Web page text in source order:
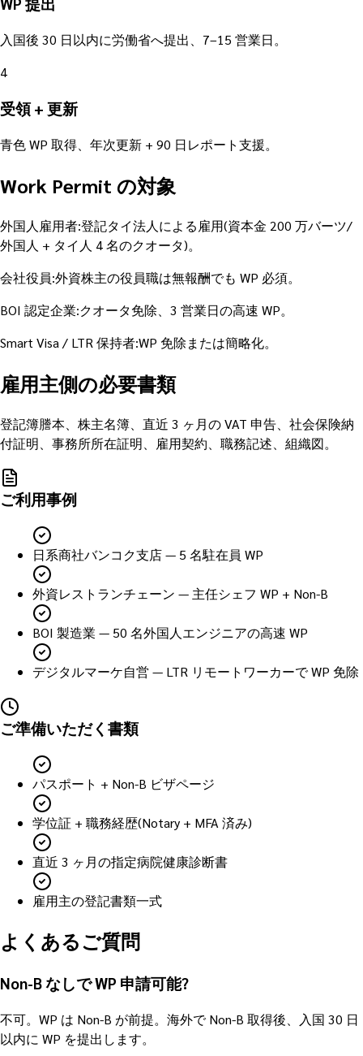
入国後 30 日以内に労働省へ提出、7–15 営業日。
4
受領 + 更新
青色 WP 取得、年次更新 + 90 日レポート支援。
Work Permit の対象
外国人雇用者:登記タイ法人による雇用(資本金 200 万バーツ/
外国人 + タイ人 4 名のクオータ)。
会社役員:外資株主の役員職は無報酬でも WP 必須。
BOI 認定企業:クオータ免除、3 営業日の高速 WP。
Smart Visa / LTR 保持者:WP 免除または簡略化。
雇用主側の必要書類
登記簿謄本、株主名簿、直近 3 ヶ月の VAT 申告、社会保険納
付証明、事務所所在証明、雇用契約、職務記述、組織図。
ご利用事例
日系商社バンコク支店 — 5 名駐在員 WP
外資レストランチェーン — 主任シェフ WP + Non-B
BOI 製造業 — 50 名外国人エンジニアの高速 WP
デジタルマーケ自営 — LTR リモートワーカーで WP 免除
ご準備いただく書類
パスポート + Non-B ビザページ
学位証 + 職務経歴(Notary + MFA 済み)
直近 3 ヶ月の指定病院健康診断書
雇用主の登記書類一式
よくあるご質問
Non-B なしで WP 申請可能?
不可。WP は Non-B が前提。海外で Non-B 取得後、入国 30 日
以内に WP を提出します。